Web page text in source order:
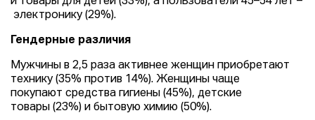
электронику (29%).
Гендерные различия
Мужчины в 2,5 раза активнее женщин приобретают
технику (35% против 14%). Женщины чаще
покупают средства гигиены (45%), детские
товары (23%) и бытовую химию (50%).